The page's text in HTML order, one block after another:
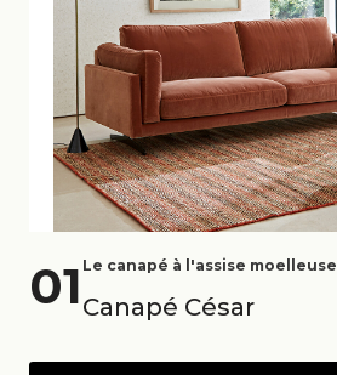
01 Le canapé à l'assise moelleuse
Canapé César